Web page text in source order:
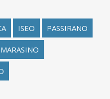
ISEO PASSIRANO